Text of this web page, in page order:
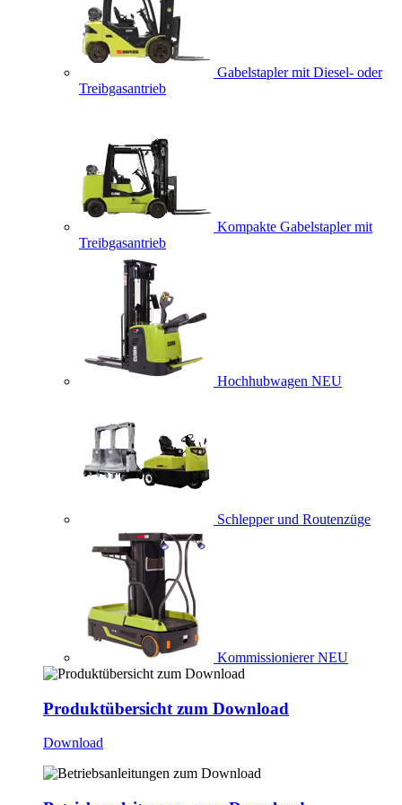
Gabelstapler mit Diesel- oder
Treibgasantrieb
Kompakte Gabelstapler mit
Treibgasantrieb
Hochhubwagen NEU
Schlepper und Routenzüge
Kommissionierer NEU
Produktübersicht zum Download
Download